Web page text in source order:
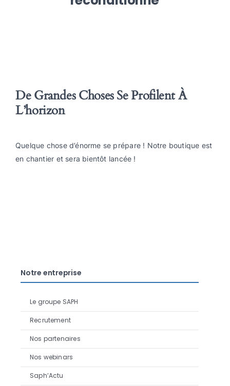
De Grandes Choses Se Profilent À
L’horizon
Quelque chose d’énorme se prépare ! Notre boutique est
en chantier et sera bientôt lancée !
Notre entreprise
Le groupe SAPH
Recrutement
Nos partenaires
Nos webinars
Saph’Actu